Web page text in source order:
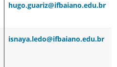
hugo.guariz@ifbaiano.edu.br
isnaya.ledo@ifbaiano.edu.br